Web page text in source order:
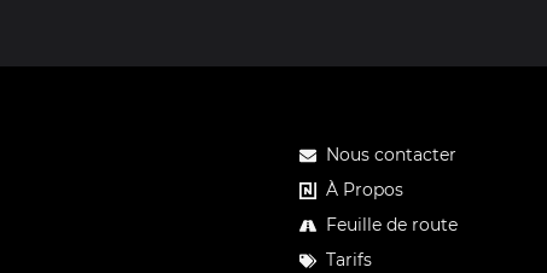
Nous contacter
À Propos
Feuille de route
Tarifs